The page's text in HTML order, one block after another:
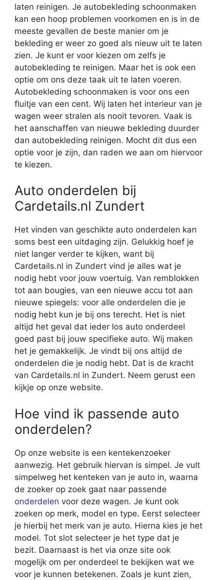
laten reinigen. Je autobekleding schoonmaken
kan een hoop problemen voorkomen en is in de
meeste gevallen de beste manier om je
bekleding er weer zo goed als nieuw uit te laten
zien. Je kunt er voor kiezen om zelfs je
autobekleding te reinigen. Maar het is ook een
optie om ons deze taak uit te laten voeren.
Autobekleding schoonmaken is voor ons een
fluitje van een cent. Wij laten het interieur van je
wagen weer stralen als nooit tevoren. Vaak is
het aanschaffen van nieuwe bekleding duurder
dan autobekleding reinigen. Mocht dit dus een
optie voor je zijn, dan raden we aan om hiervoor
te kiezen.
Auto onderdelen bij
Cardetails.nl Zundert
Het vinden van geschikte auto onderdelen kan
soms best een uitdaging zijn. Gelukkig hoef je
niet langer verder te kijken, want bij
Cardetails.nl in Zundert vind je alles wat je
nodig hebt voor jouw voertuig. Van remblokken
tot aan bougies, van een nieuwe accu tot aan
nieuwe spiegels: voor alle onderdelen die je
nodig hebt kun je bij ons terecht. Het is niet
altijd het geval dat ieder los auto onderdeel
goed past bij jouw specifieke auto. Wij maken
het je gemakkelijk. Je vindt bij ons altijd de
onderdelen die je nodig hebt. Dat is de kracht
van Cardetails.nl in Zundert. Neem gerust een
kijkje op onze website.
Hoe vind ik passende auto
onderdelen?
Op onze website is een kentekenzoeker
aanwezig. Het gebruik hiervan is simpel. Je vult
simpelweg het kenteken van je auto in, waarna
de zoeker op zoek gaat naar passende
onderdelen voor deze wagen. Je kunt ook
zoeken op merk, model en type. Eerst selecteer
je hierbij het merk van je auto. Hierna kies je het
model. Tot slot selecteer je het type dat je
bezit. Daarnaast is het via onze site ook
mogelijk om per onderdeel te bekijken wat we
voor je kunnen betekenen. Zoals je kunt zien,